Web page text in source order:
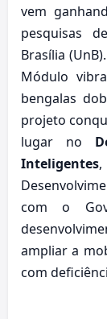
vem
pesquisas
Brasília
Módulo
bengalas
projeto
lugar no
Inteligentes,
com o
ampliar a
com